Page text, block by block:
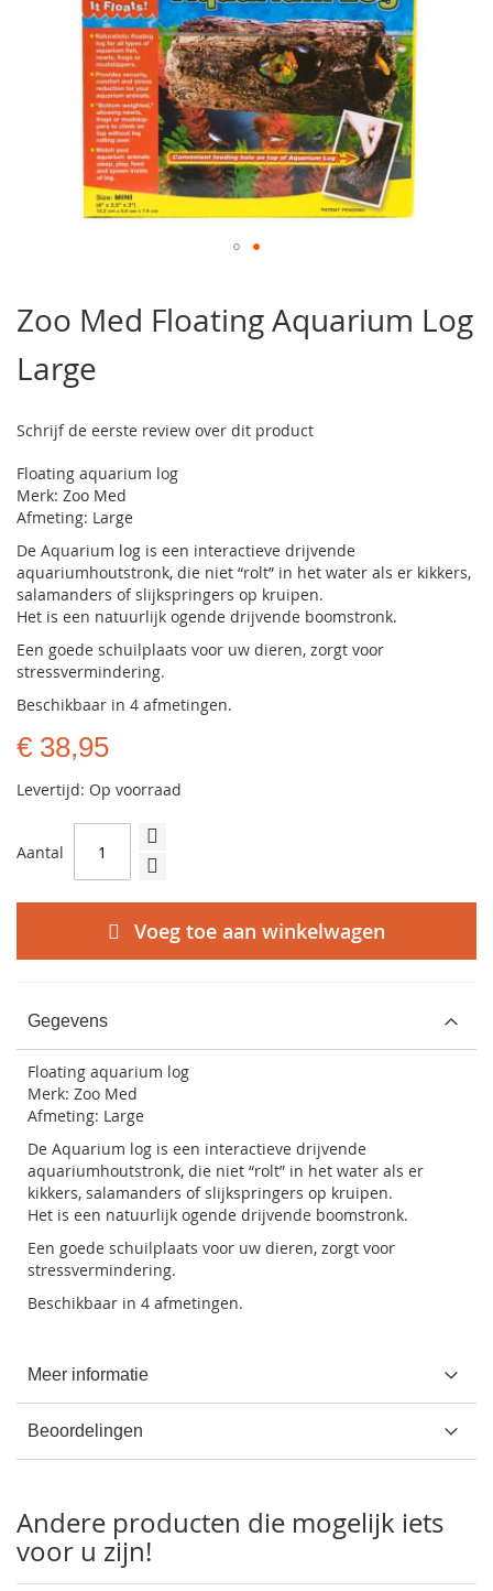
het
begin
van
de
gallerij
Zoo Med Floating Aquarium Log
Large
Schrijf de eerste review over dit product
Floating aquarium log
Merk: Zoo Med
Afmeting: Large
De Aquarium log is een interactieve drijvende
aquariumhoutstronk, die niet “rolt” in het water als er kikkers,
salamanders of slijkspringers op kruipen.
Het is een natuurlijk ogende drijvende boomstronk.
Een goede schuilplaats voor uw dieren, zorgt voor
stressvermindering.
Beschikbaar in 4 afmetingen.
€ 38,95
Levertijd: Op voorraad
Aantal
Voeg toe aan winkelwagen
Gegevens
Floating aquarium log
Merk: Zoo Med
Afmeting: Large
De Aquarium log is een interactieve drijvende
aquariumhoutstronk, die niet “rolt” in het water als er
kikkers, salamanders of slijkspringers op kruipen.
Het is een natuurlijk ogende drijvende boomstronk.
Een goede schuilplaats voor uw dieren, zorgt voor
stressvermindering.
Beschikbaar in 4 afmetingen.
Meer informatie
Beoordelingen
Andere producten die mogelijk iets
voor u zijn!